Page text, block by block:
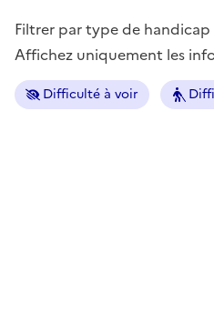
Filtrer par type de handicap
Affichez uniquement les
Difficulté à voir